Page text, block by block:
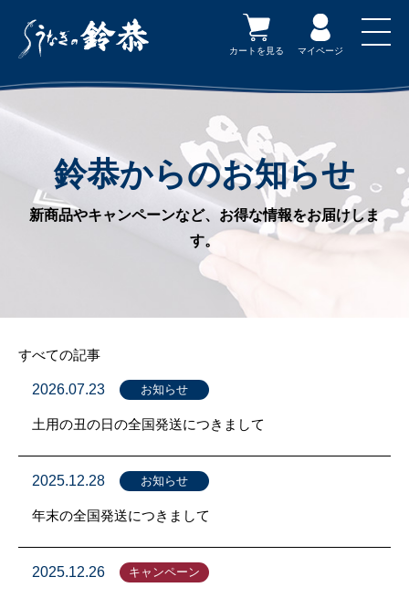
カートを見る マイページ
鈴恭からのお知らせ
新商品やキャンペーンなど、お得な情報をお届けしま
す。
すべての記事
2026.07.23 お知らせ
土用の丑の日の全国発送につきまして
2025.12.28 お知らせ
年末の全国発送につきまして
2025.12.26 キャンペーン